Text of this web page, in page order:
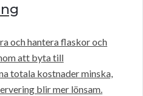
och hantera flaskor och
att byta till
totala kostnader minska,
blir mer lönsam.